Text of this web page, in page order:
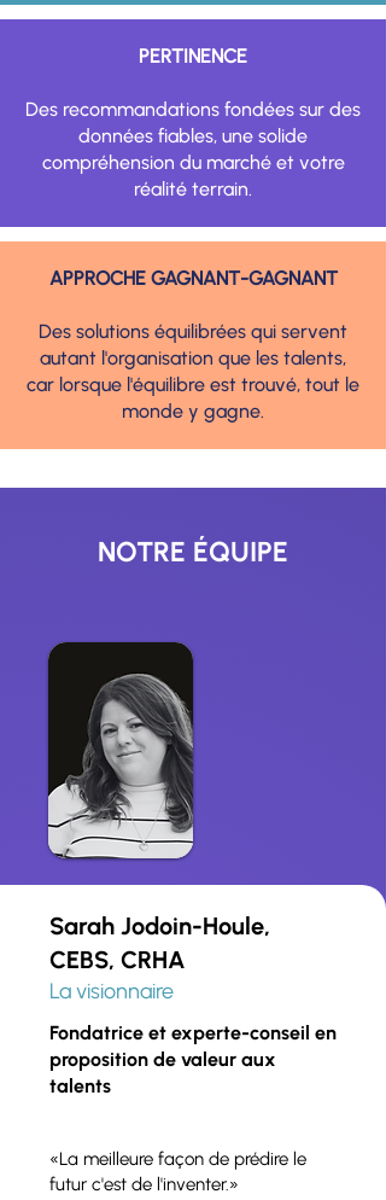
PERTINENCE
Des recommandations fondées sur des
données fiables, une solide
compréhension du marché et votre
réalité terrain.
APPROCHE GAGNANT-GAGNANT
Des solutions équilibrées qui servent
autant l'organisation que les talents,
car lorsque l'équilibre est trouvé, tout le
monde y gagne.
NOTRE ÉQUIPE
Sarah Jodoin-Houle,
CEBS, CRHA
La visionnaire
Fondatrice et experte-conseil en
proposition de valeur aux
talents
«La meilleure façon de prédire le
futur c'est de l'inventer.»